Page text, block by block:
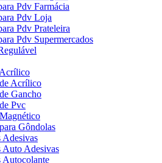
Pdv Farmácia
Pdv Loja
Pdv Prateleira
Pdv Supermercados
Acrílico
Gancho
Pvc
Gôndolas
Adesivas
Auto Adesivas
Autocolante